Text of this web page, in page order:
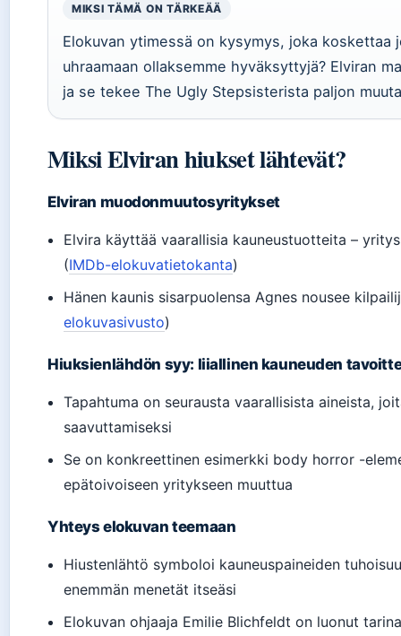
MIKSI TÄMÄ ON TÄRKEÄÄ
Elokuvan ytimessä on kysymys, joka koskettaa
uhraamaan ollaksemme hyväksyttyjä? Elviran
ja se tekee The Ugly Stepsisterista paljon
Miksi Elviran hiukset lähtevät?
Elviran muodonmuutosyritykset
Elvira käyttää vaarallisia kauneustuotteita –
(IMDb-elokuvatietokanta)
Hänen kaunis sisarpuolensa Agnes nousee
elokuvasivusto)
Hiuksienlähdön syy: liiallinen kauneuden
Tapahtuma on seurausta vaarallisista aineista,
saavuttamiseksi
Se on konkreettinen esimerkki body horror -
epätoivoiseen yritykseen muuttua
Yhteys elokuvan teemaan
Hiustenlähtö symboloi kauneuspaineiden
enemmän menetät itseäsi
Elokuvan ohjaaja Emilie Blichfeldt on luonut